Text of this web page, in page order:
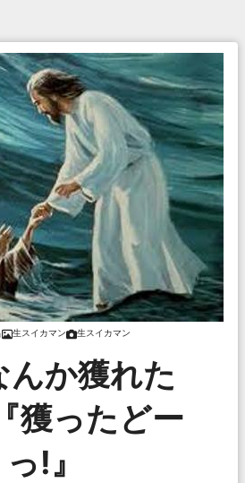
生スイカマン 生スイカマン
んか獲れた
獲ったどー
っ!』